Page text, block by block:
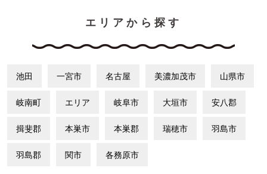
エリアから探す
池田 一宮市 名古屋 美濃加茂市 山県市
岐南町 エリア 岐阜市 大垣市 安八郡
揖斐郡 本巣市 本巣郡 瑞穂市 羽島市
羽島郡 関市 各務原市